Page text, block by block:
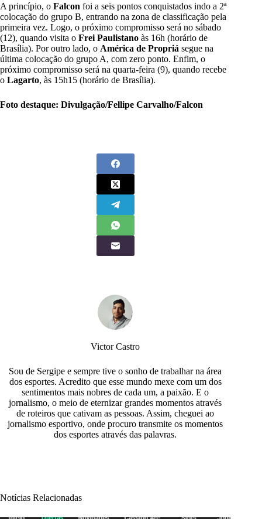
A princípio, o Falcon foi a seis pontos conquistados indo a 2ª
colocação do grupo B, entrando na zona de classificação pela
primeira vez. Logo, o próximo compromisso será no sábado
(12), quando visita o Frei Paulistano às 16h (horário de
Brasília). Por outro lado, o América de Propriá segue na
última colocação do grupo A, com zero ponto. Enfim, o
próximo compromisso será na quarta-feira (9), quando recebe
o Lagarto, às 15h15 (horário de Brasília).
Foto destaque: Divulgação/Fellipe Carvalho/Falcon
Victor Castro
Sou de Sergipe e sempre tive o sonho de trabalhar na área
dos esportes. Acredito que esse mundo mexe com um dos
sentimentos mais nobres de cada um, a paixão. E o
jornalismo, o meio de eternizar grandes momentos através
de roteiros que cativam as pessoas. Assim, cheguei ao
jornalismo esportivo, onde procuro transmite os momentos
dos esportes através das palavras.
Notícias Relacionadas